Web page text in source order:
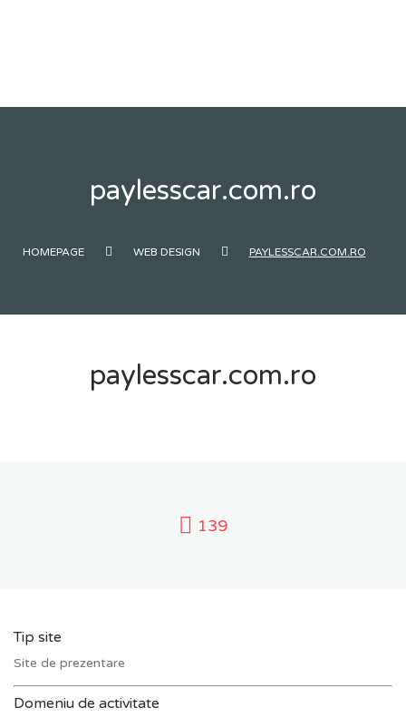
paylesscar.com.ro
HOMEPAGE WEB DESIGN PAYLESSCAR.COM.RO
paylesscar.com.ro
139
Tip site
Site de prezentare
Domeniu de activitate